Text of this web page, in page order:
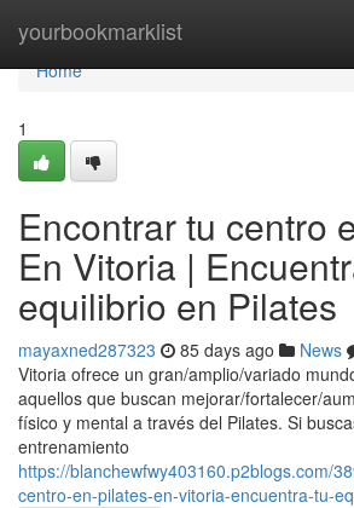
yourbookmarklist
Home
Home
1
Encontrar tu centro
En Vitoria |
equilibrio en Pilates
mayaxned287323 85 days ago News
Vitoria ofrece un gran/amplio/variado
aquellos que buscan mejorar/fortalecer/
físico y mental a través del Pilates. Si
entrenamiento
https://blanchewfwy403160.p2blogs.com/
centro-en-pilates-en-vitoria-encuentra-tu-